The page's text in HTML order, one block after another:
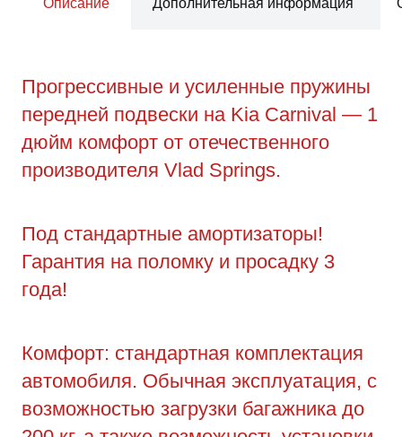
Прогрессивные и усиленные пружины
передней подвески на Kia Carnival — 1
дюйм комфорт от отечественного
производителя Vlad Springs.
Под стандартные амортизаторы!
Гарантия на поломку и просадку 3
года!
Комфорт: стандартная комплектация
автомобиля. Обычная эксплуатация, с
возможностью загрузки багажника до